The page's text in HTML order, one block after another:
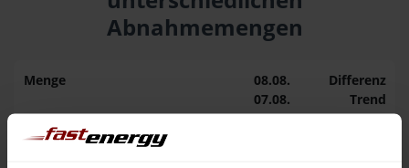
Abnahmemengen
Menge
08.08.
07.08.
Differenz
Trend
1.000 Liter